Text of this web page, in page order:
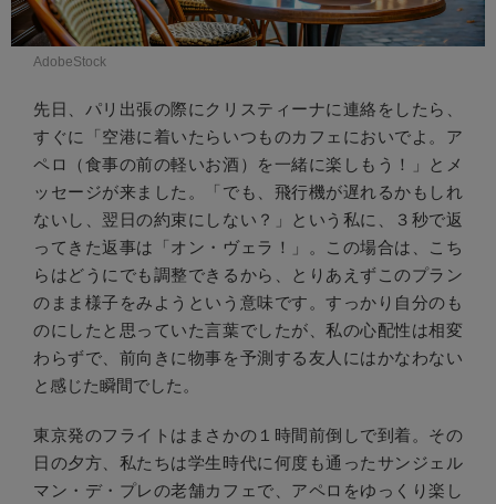
AdobeStock
先日、パリ出張の際にクリスティーナに連絡をしたら、
すぐに「空港に着いたらいつものカフェにおいでよ。ア
ペロ（食事の前の軽いお酒）を一緒に楽しもう！」とメ
ッセージが来ました。「でも、飛行機が遅れるかもしれ
ないし、翌日の約束にしない？」という私に、３秒で返
ってきた返事は「オン・ヴェラ！」。この場合は、こち
らはどうにでも調整できるから、とりあえずこのプラン
のまま様子をみようという意味です。すっかり自分のも
のにしたと思っていた言葉でしたが、私の心配性は相変
わらずで、前向きに物事を予測する友人にはかなわない
と感じた瞬間でした。
東京発のフライトはまさかの１時間前倒しで到着。その
日の夕方、私たちは学生時代に何度も通ったサンジェル
マン・デ・プレの老舗カフェで、アペロをゆっくり楽し